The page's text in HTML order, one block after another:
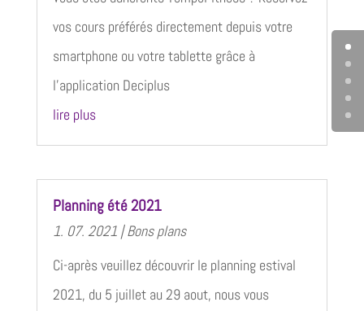
vos cours préférés directement depuis votre
smartphone ou votre tablette grâce à
l’application Deciplus
lire plus
Planning été 2021
1. 07. 2021|Bons plans
Ci-après veuillez découvrir le planning estival
2021, du 5 juillet au 29 aout, nous vous